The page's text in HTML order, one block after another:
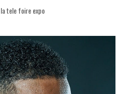
tele foire expo